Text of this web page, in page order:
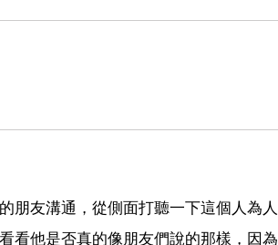
朋友溝通，從側面打聽一下這個人為
看他是否真的像朋友們說的那樣，因